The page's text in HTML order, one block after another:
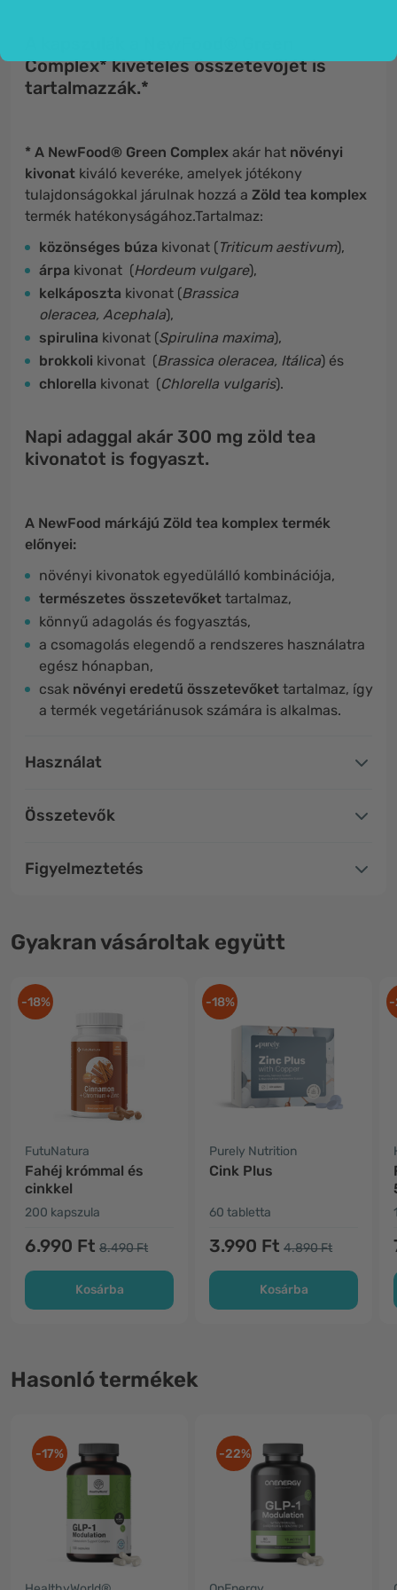
Complex* kivételes összetevőjét is
tartalmazzák.*
* A NewFood® Green Complex akár hat növényi
kivonat kiváló keveréke, amelyek jótékony
tulajdonságokkal járulnak hozzá a Zöld tea komplex
termék hatékonyságához.Tartalmaz:
közönséges búza kivonat (Triticum aestivum),
árpa kivonat (Hordeum vulgare),
kelkáposzta kivonat (Brassica
oleracea, Acephala),
spirulina kivonat (Spirulina maxima),
brokkoli kivonat (Brassica oleracea, Itálica) és
chlorella kivonat (Chlorella vulgaris).
Napi adaggal akár 300 mg zöld tea
kivonatot is fogyaszt.
A NewFood márkájú Zöld tea komplex termék
előnyei:
növényi kivonatok egyedülálló kombinációja,
természetes összetevőket tartalmaz,
könnyű adagolás és fogyasztás,
a csomagolás elegendő a rendszeres használatra
egész hónapban,
csak növényi eredetű összetevőket tartalmaz, így
a termék vegetáriánusok számára is alkalmas.
Használat
Összetevők
Figyelmeztetés
Gyakran vásároltak együtt
-18%
FutuNatura
Fahéj krómmal és
cinkkel
200 kapszula
6.990 Ft 8.490 Ft
Kosárba
-18%
Purely Nutrition
Cink Plus
60 tabletta
3.990 Ft 4.890 Ft
Kosárba
-
Hasonló termékek
-17% -22%